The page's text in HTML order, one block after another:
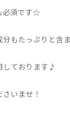
必須です☆
もたっぷりと含
しております♪
いませ！